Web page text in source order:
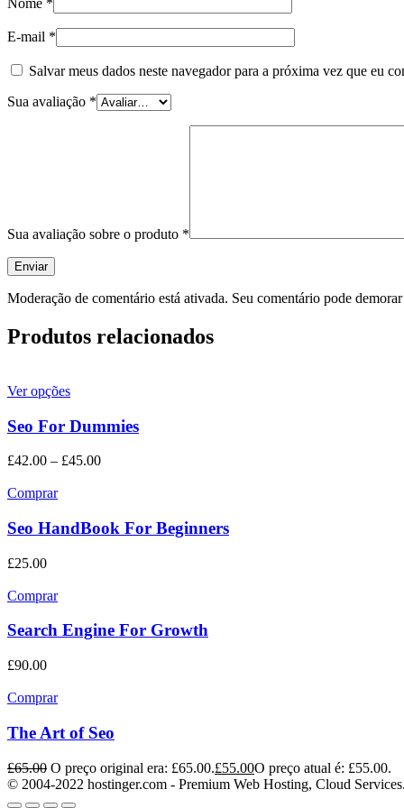
Nome *
E-mail *
Salvar meus dados neste navegador para a próxima vez que eu
Sua avaliação *
Sua avaliação sobre o produto *
Moderação de comentário está ativada. Seu comentário pode
Produtos relacionados
Ver opções
Seo For Dummies
£42.00 – £45.00
Comprar
Seo HandBook For Beginners
£25.00
Comprar
Search Engine For Growth
£90.00
Comprar
The Art of Seo
£65.00 O preço original era: £65.00.£55.00O preço atual é: £55.00.
© 2004-2022 hostinger.com - Premium Web Hosting, Cloud